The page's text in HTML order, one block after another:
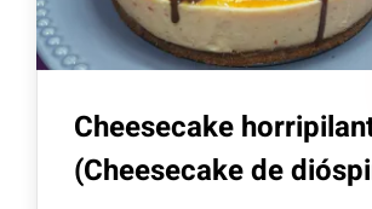
Cheesecake
(Cheesecake de